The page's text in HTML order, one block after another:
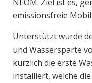
emissionsfreie
Unterstützt wurde
und Wassersparte
kürzlich die erste
installiert, welche